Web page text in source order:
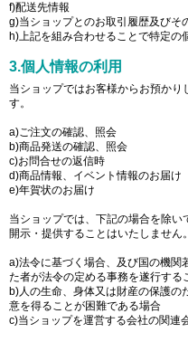
f)配送先情報
g)当ショップとのお取引履歴及びそ
h)上記を組み合わせることで特定の
3.個人情報の利用
当ショップではお客様からお預か
す。
a)ご注文の確認、照会
b)商品発送の確認、照会
c)お問合せの返信時
d)商品情報、イベント情報のお届け
e)年賀状のお届け
当ショップでは、下記の場合を除
開示・提供することはいたしません。
a)法令に基づく場合、及び国の機関
た者が法令の定める事務を遂行す
b)人の生命、身体又は財産の保護の
意を得ることが困難である場合
c)当ショップを運営する会社の関連